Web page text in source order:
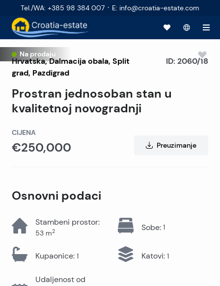
Tel./WA: +385 98 384 007 · E: info@croatia-estate.com
Na prodaju
Hrvatska,Dalmacija obala, Split
grad, Pazdigrad
Prostran jednosoban stan u
kvalitetnoj novogradnji
ID: 2060/18
CIJENA
€250,000 Preuzimanje
Osnovni podaci
Stambeni prostor:
53 m2 Sobe: 1
Kupaonice: 1 Katovi: 1
Udaljenost od